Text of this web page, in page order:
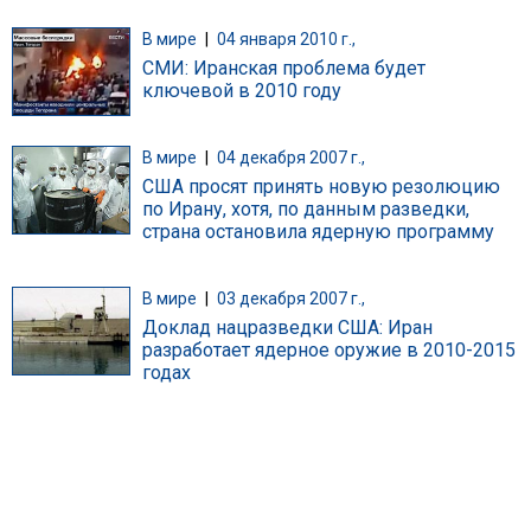
В мире 04 января 2010 г.,
СМИ: Иранская проблема будет
ключевой в 2010 году
В мире 04 декабря 2007 г.,
США просят принять новую резолюцию
по Ирану, хотя, по данным разведки,
страна остановила ядерную программу
В мире 03 декабря 2007 г.,
Доклад нацразведки США: Иран
разработает ядерное оружие в 2010-2015
годах